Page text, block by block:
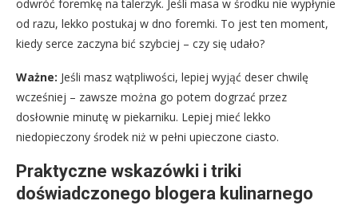
odwróć foremkę na talerzyk. Jeśli masa w środku nie wypłynie
od razu, lekko postukaj w dno foremki. To jest ten moment,
kiedy serce zaczyna bić szybciej – czy się udało?
Ważne: Jeśli masz wątpliwości, lepiej wyjąć deser chwilę
wcześniej – zawsze można go potem dogrzać przez
dosłownie minutę w piekarniku. Lepiej mieć lekko
niedopieczony środek niż w pełni upieczone ciasto.
Praktyczne wskazówki i triki
doświadczonego blogera kulinarnego